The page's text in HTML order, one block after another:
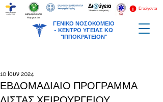
ΓΕΝΙΚΟ ΝΟΣΟΚΟΜΕΙΟ
- ΚΕΝΤΡΟ ΥΓΕΙΑΣ ΚΩ
"ΙΠΠΟΚΡΑΤΕΙΟΝ"
Επείγοντα
Εφημερεύοντα
Φαρμακεία
ΕΒΔΟΜΑΔΙΑΙΟ ΠΡΟΓΡΑΜΜΑ
10 Ιουν 2024